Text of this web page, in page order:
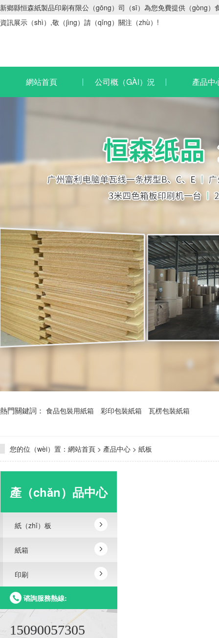
新鄉縣恒森紙製品印刷有限公（gōng）司（sī）為您免費提供（gòng
資訊展示（shì）,敬（jìng）請（qǐng）關注（zhù）!
網站首頁 公司概（GÀI）況 產品中
熱門關鍵詞： 食品包裝用紙箱 彩印包裝紙箱 瓦楞包裝紙箱
您的位（wèi）置： 網站首頁 > 產品中心 > 紙板
產（chǎn）品中心
紙（zhǐ）板
紙箱
印刷
谘詢服務熱線:
15090057305